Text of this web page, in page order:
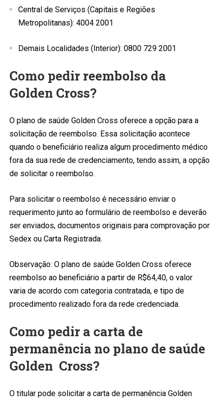
Central de Serviços (Capitais e Regiões
Metropolitanas): 4004 2001
Demais Localidades (Interior): 0800 729 2001
Como pedir reembolso da
Golden Cross?
O plano de saúde Golden Cross oferece a opção para a
solicitação de reembolso. Essa solicitação acontece
quando o beneficiário realiza algum procedimento médico
fora da sua rede de credenciamento, tendo assim, a opção
de solicitar o reembolso.
Para solicitar o reembolso é necessário enviar o
requerimento junto ao formulário de reembolso e deverão
ser enviados, documentos originais para comprovação por
Sedex ou Carta Registrada.
Observação: O plano de saúde Golden Cross oferece
reembolso ao beneficiário a partir de R$64,40, o valor
varia de acordo com categoria contratada, e tipo de
procedimento realizado fora da rede credenciada.
Como pedir a carta de
permanência no plano de saúde
Golden Cross?
O titular pode solicitar a carta de permanência Golden